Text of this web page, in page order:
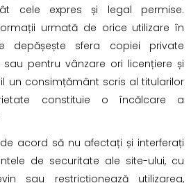
cele expres și legal permise.
urmată de orice utilizare în
depășește sfera copiei private
pentru vânzare ori licențiere și
un consimțământ scris al titularilor
constituie o încălcare a
acord să nu afectați și interferați
de securitate ale site-ului, cu
sau restricționează utilizarea,